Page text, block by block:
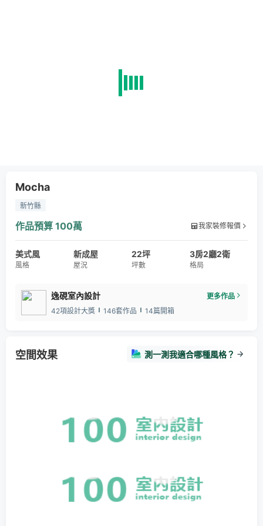
Mocha
新竹縣
作品預算 100萬 我家裝修報價
美式風
風格
新成屋
屋況
22坪
坪數
3房2廳2衛
格局
逸硯室內設計
更多作品
42項設計大獎
146套作品 14篇開箱
空間效果 測一測我適合哪種風格？